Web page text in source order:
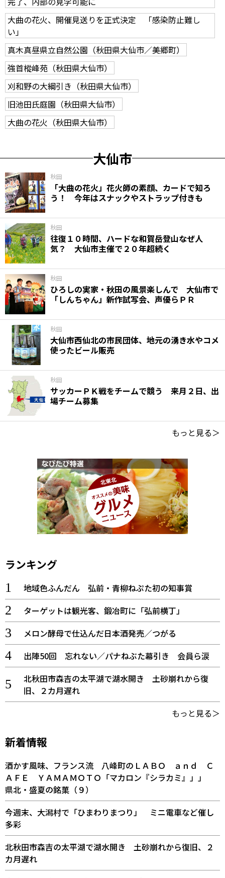
大曲の花火、開催見送りを正式決定 「感染防止難し
い」
真木真昼県立自然公園（秋田県大仙市／美郷町）
強首樅峰苑（秋田県大仙市）
刈和野の大綱引き（秋田県大仙市）
旧池田氏庭園（秋田県大仙市）
大曲の花火（秋田県大仙市）
大仙市
秋田
「大曲の花火」花火師の素顔、カードで知ろ
う！ 今年はスナックやストラップ付きも
秋田
往復１０時間、ハードな和賀岳登山なぜ人
気？ 大仙市主催で２０年超続く
秋田
ひろしの実家・秋田の風景楽しんで 大仙市で
「しんちゃん」新作試写会、声優らＰＲ
秋田
大仙市西仙北の市民団体、地元の湧き水やコメ
使ったビール販売
秋田
サッカーＰＫ戦をチームで競う 来月２日、出
場チーム募集
もっと見る＞
ランキング
地域色ふんだん 弘前・青柳ねぷた初の知事賞
ターゲットは観光客、鍛冶町に「弘前横丁」
メロン酵母で仕込んだ日本酒発売／つがる
出陣50回 忘れない／パナねぶた幕引き 会員ら涙
北秋田市森吉の太平湖で湖水開き 土砂崩れから復
旧、２カ月遅れ
もっと見る＞
新着情報
酒かす風味、フランス流 八峰町のＬＡＢＯ ａｎｄ Ｃ
ＡＦＥ ＹＡＭＡＭＯＴＯ「マカロン『シラカミ』」」
県北・盛夏の銘菓（９）
今週末、大潟村で「ひまわりまつり」 ミニ電車など催し
多彩
北秋田市森吉の太平湖で湖水開き 土砂崩れから復旧、２
カ月遅れ